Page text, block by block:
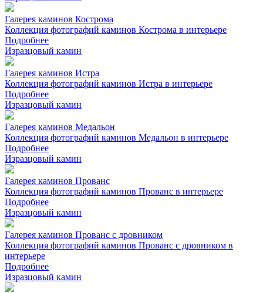
Галерея каминов Кострома
Коллекция фотографий каминов Кострома в интерьере
Подробнее
Изразцовый камин
Галерея каминов Истра
Коллекция фотографий каминов Истра в интерьере
Подробнее
Изразцовый камин
Галерея каминов Медальон
Коллекция фотографий каминов Медальон в интерьере
Подробнее
Изразцовый камин
Галерея каминов Прованс
Коллекция фотографий каминов Прованс в интерьере
Подробнее
Изразцовый камин
Галерея каминов Прованс с дровником
Коллекция фотографий каминов Прованс с дровником в
интерьере
Подробнее
Изразцовый камин